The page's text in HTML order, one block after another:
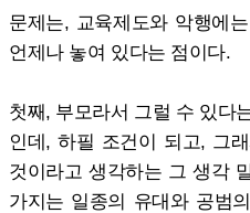
문제는, 교육제도와 악행에
언제나 놓여 있다는 점이다.
첫째, 부모라서 그럴 수 있다
인데, 하필 조건이 되고, 그
것이라고 생각하는 그 생각
가지는 일종의 유대와 공범